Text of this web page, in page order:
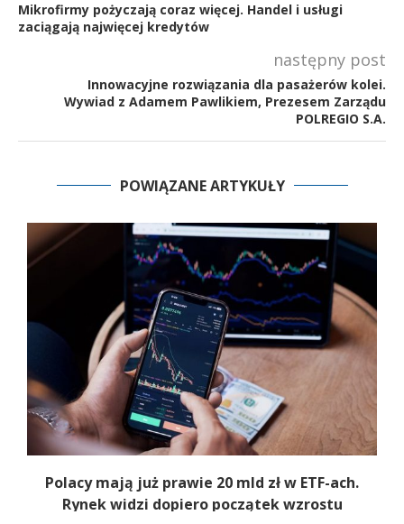
Mikrofirmy pożyczają coraz więcej. Handel i usługi
zaciągają najwięcej kredytów
następny post
Innowacyjne rozwiązania dla pasażerów kolei.
Wywiad z Adamem Pawlikiem, Prezesem Zarządu
POLREGIO S.A.
POWIĄZANE ARTYKUŁY
Polacy mają już prawie 20 mld zł w ETF-ach.
Rynek widzi dopiero początek wzrostu